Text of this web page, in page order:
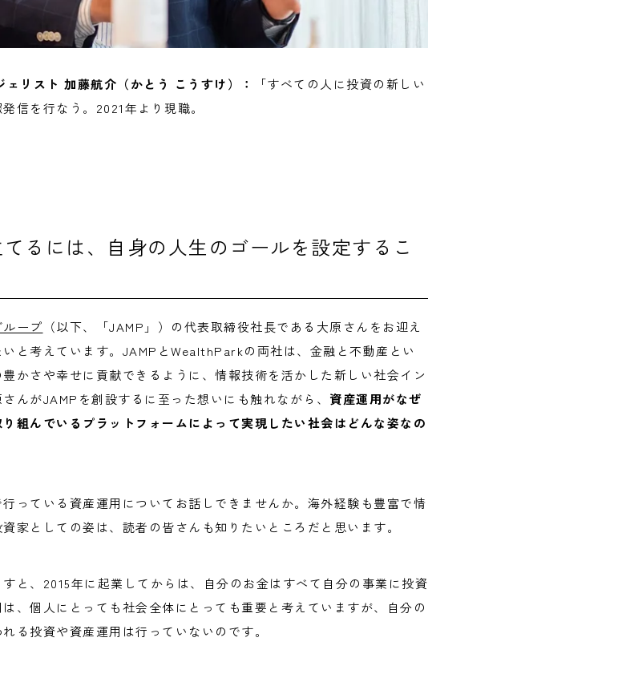
リスト 加藤航介（かとう こうすけ）：
「すべての人に投資の新しい
信を行なう。2021年より現職。
るには、自身の人生のゴールを設定するこ
ープ （以下、「JAMP」）の代表取締役社長である大原さんをお迎え
と考えています。JAMPとWealthParkの両社は、金融と不動産とい
かさや幸せに貢献できるように、情報技術を活かした新しい社会イン
んがJAMPを創設するに至った想いにも触れながら、 資産運用がなぜ
組んでいるプラットフォームによって実現したい社会はどんな姿なの
っている資産運用についてお話しできませんか。海外経験も豊富で情
家としての姿は、読者の皆さんも知りたいところだと思います。
と、2015年に起業してからは、自分のお金はすべて自分の事業に投資
、個人にとっても社会全体にとっても重要と考えていますが、自分の
る投資や資産運用は行っていないのです。